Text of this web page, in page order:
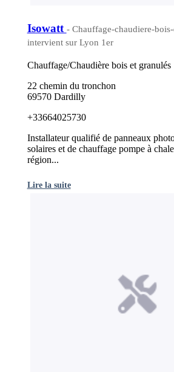
Isowatt - Chauffage-chaudiere-
intervient sur Lyon 1er
Chauffage/Chaudière bois et granulés
22 chemin du tronchon
69570 Dardilly
+33664025730
Installateur qualifié de panneaux
solaires et de chauffage pompe à
région...
Lire la suite